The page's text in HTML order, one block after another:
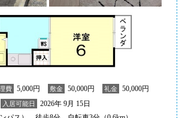
費 5,000円 敷金 50,000円 礼金 50,000円
入居可能日
2026年 9月 15日